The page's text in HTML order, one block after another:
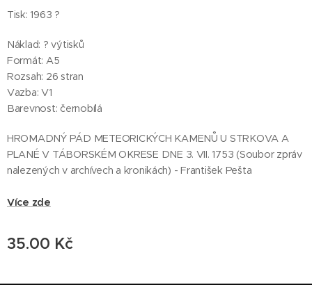
Tisk: 1963 ?
Náklad: ? výtisků
Formát: A5
Rozsah: 26 stran
Vazba: V1
Barevnost: černobílá
HROMADNÝ PÁD METEORICKÝCH KAMENŮ U STRKOVA A
PLANÉ V TÁBORSKÉM OKRESE DNE 3. VII. 1753 (Soubor zpráv
nalezených v archívech a kronikách) - František Pešta
Více zde
35.00 Kč